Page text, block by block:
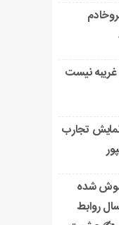
نیست
تجارب
شده
و سربندر با ۶۰ سال روابط